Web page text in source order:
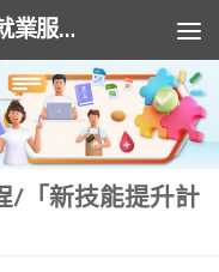
浸信會愛羣社會服務處(培訓及就業服務)
/「新技能提升計